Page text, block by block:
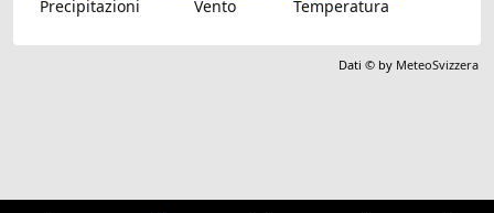
Precipitazioni Vento Temperatura
Dati © by MeteoSvizzera